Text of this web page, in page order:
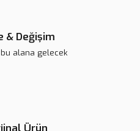
& Değişim
alana gelecek
Ürün